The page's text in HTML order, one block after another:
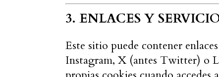
3. ENLACES Y
Este sitio puede contener
Instagram, X (antes Twitter) o